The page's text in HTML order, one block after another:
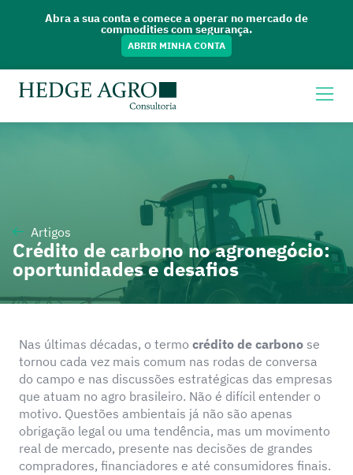
Abra a sua conta e comece a operar no mercado de
commodities com segurança.
ABRIR MINHA CONTA
Artigos
Crédito de carbono no agronegócio:
oportunidades e desafios
Nas últimas décadas, o termo crédito de carbono se
tornou cada vez mais comum nas rodas de conversa
do campo e nas discussões estratégicas das empresas
que atuam no agro brasileiro. Não é difícil entender o
motivo. Questões ambientais já não são apenas
obrigação legal ou uma tendência, mas um movimento
real de mercado, presente nas decisões de grandes
compradores, financiadores e até consumidores finais.